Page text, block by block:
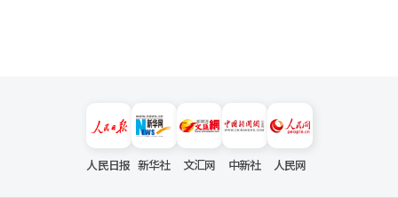
人民日报 新华社 文汇网 中新社 人民网